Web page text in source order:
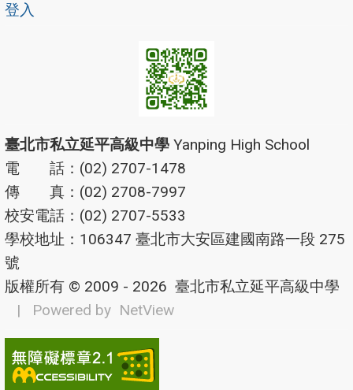
登入
臺北市私立延平高級中學 Yanping High School
電 話：(02) 2707-1478
傳 真：(02) 2708-7997
校安電話：(02) 2707-5533
學校地址：106347 臺北市大安區建國南路一段 275
號
版權所有 © 2009 - 2026 臺北市私立延平高級中學
| Powered by NetView